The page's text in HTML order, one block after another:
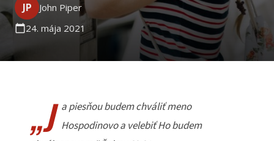
JP John Piper
calendar_today24. mája 2021
„J a piesňou budem chváliť meno
Hospodinovo a velebiť Ho budem